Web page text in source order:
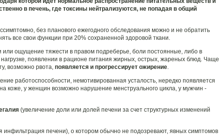
в печень, где токсины нейтрализуются, не попадая в общий
без планового ежегодного обследования можно и не обратить
все свои функции при 20% сохраненной здоровой ткани.
ощущение тяжести в правом подреберье, боли постоянные, либо в
появлении в рационе питания жирных, острых, жареных блюд. Чаще
возможно рвота, появляется и прогрессирует ожирение.
работоспособности, немотивированная усталость, нередко появляется
коже, у женщин возможно нарушение менструального цикла, у мужчин -
(увеличение доли или долей печени за счет структурных изменений
инфильтрация печени), о котором обычно не подозревают, явных симптомов